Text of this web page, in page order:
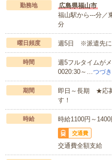
勤務地
広島県福山市
福山駅から---分／
分
曜日頻度 週5日 ※派遣先に
時間
週5フルタイムが
0020:30～… つづ
期間
即日～長期 ★応募
す！
時給 時給1100円～
交通費
交通費全額支給